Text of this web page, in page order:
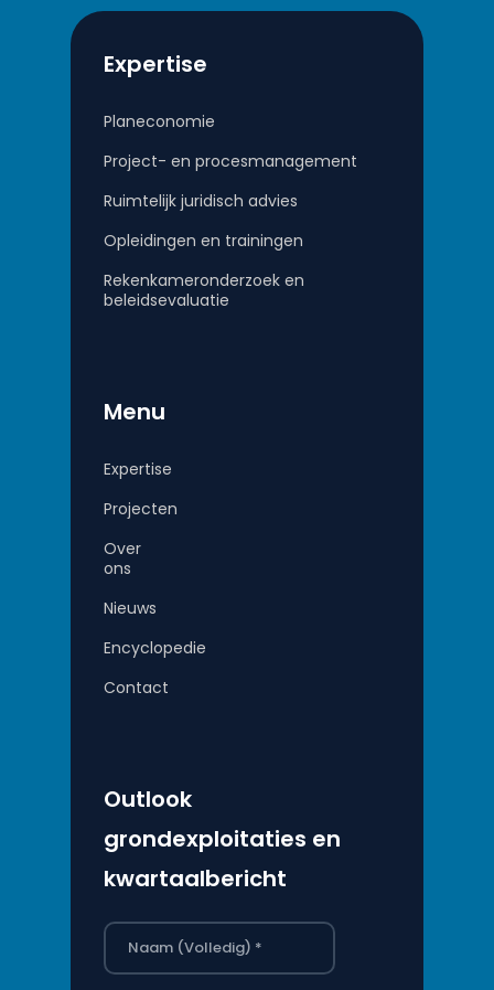
Expertise
Planeconomie
Project- en procesmanagement
Ruimtelijk juridisch advies
Opleidingen en trainingen
Rekenkameronderzoek en
beleidsevaluatie
Menu
Expertise
Projecten
Over
ons
Nieuws
Encyclopedie
Contact
Outlook
grondexploitaties en
kwartaalbericht